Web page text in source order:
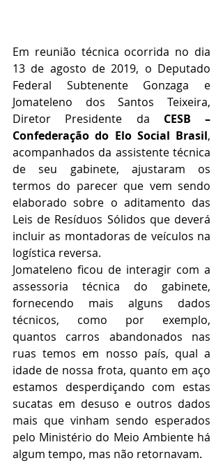
Em reunião técnica ocorrida no dia
13 de agosto de 2019, o Deputado
Federal Subtenente Gonzaga e
Jomateleno dos Santos Teixeira,
Diretor Presidente da CESB –
Confederação do Elo Social Brasil,
acompanhados da assistente técnica
de seu gabinete, ajustaram os
termos do parecer que vem sendo
elaborado sobre o aditamento das
Leis de Resíduos Sólidos que deverá
incluir as montadoras de veículos na
logística reversa.
Jomateleno ficou de interagir com a
assessoria técnica do gabinete,
fornecendo mais alguns dados
técnicos, como por exemplo,
quantos carros abandonados nas
ruas temos em nosso país, qual a
idade de nossa frota, quanto em aço
estamos desperdiçando com estas
sucatas em desuso e outros dados
mais que vinham sendo esperados
pelo Ministério do Meio Ambiente há
algum tempo, mas não retornavam.